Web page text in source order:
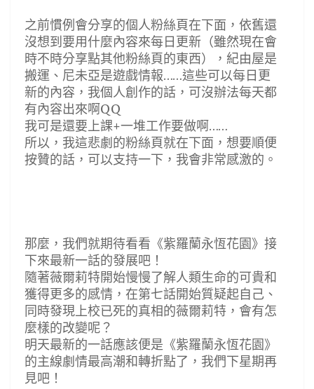
之前慣例會分享的個人粉絲頁在下面，依舊還
沒想到要用什麼內容來每日更新（雖然現在會
時不時分享點其他粉絲頁的東西），紀由屋是
搬運、尼未亞是遊戲情報……這些可以每日更
新的內容，我個人創作的話，可沒辦法每天都
有內容出來啊QQ
我可是還要上課+一堆工作要做啊……
所以，我這悲劇的粉絲頁就在下面，想要順便
按贊的話，可以支持一下，我會非常感激的。
那麼，我們就期待看看《紫羅蘭永恆花園》接
下來最新一話的發展吧！
隨著薇爾莉特開始慢慢了解人類生命的可貴和
獲得更多的感情，在第七話開始質疑起自己、
同時發現上校已死的真相的薇爾莉特，會有怎
麼樣的改變呢？
明天最新的一話應該便是《紫羅蘭永恆花園》
的主線劇情最高潮和轉折點了，我們下星期再
見吧！